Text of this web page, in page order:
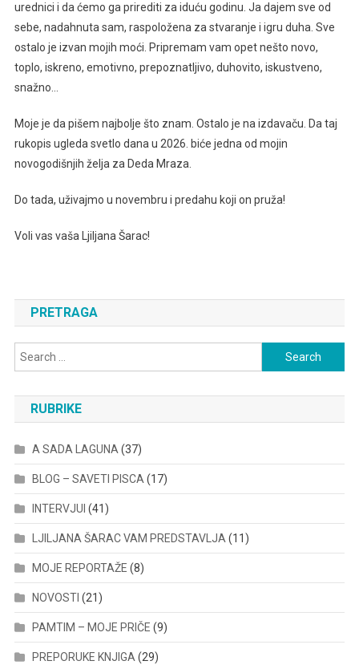
urednici i da ćemo ga prirediti za iduću godinu. Ja dajem sve od
sebe, nadahnuta sam, raspoložena za stvaranje i igru duha. Sve
ostalo je izvan mojih moći. Pripremam vam opet nešto novo,
toplo, iskreno, emotivno, prepoznatljivo, duhovito, iskustveno,
snažno…
Moje je da pišem najbolje što znam. Ostalo je na izdavaču. Da taj
rukopis ugleda svetlo dana u 2026. biće jedna od mojin
novogodišnjih želja za Deda Mraza.
Do tada, uživajmo u novembru i predahu koji on pruža!
Voli vas vaša Ljiljana Šarac!
PRETRAGA
Search
for:
RUBRIKE
A SADA LAGUNA(37)
BLOG – SAVETI PISCA(17)
INTERVJUI (41)
LJILJANA ŠARAC VAM PREDSTAVLJA(11)
MOJE REPORTAŽE (8)
NOVOSTI (21)
PAMTIM – MOJE PRIČE (9)
PREPORUKE KNJIGA(29)